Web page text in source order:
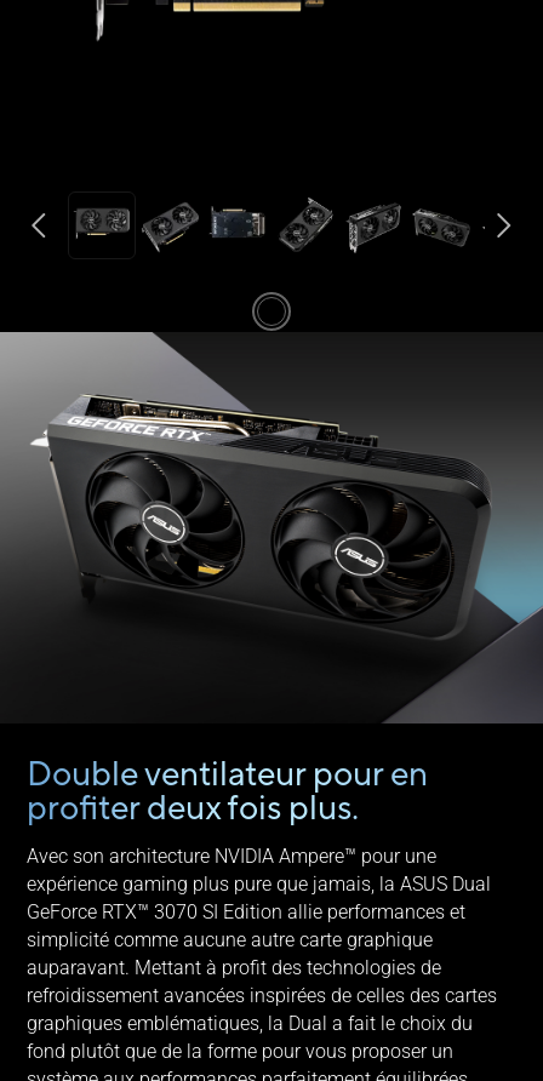
Double ventilateur pour en
profiter deux fois plus.
Avec son architecture NVIDIA Ampere™ pour une
expérience gaming plus pure que jamais, la ASUS Dual
GeForce RTX™ 3070 SI Edition allie performances et
simplicité comme aucune autre carte graphique
auparavant. Mettant à profit des technologies de
refroidissement avancées inspirées de celles des cartes
graphiques emblématiques, la Dual a fait le choix du
fond plutôt que de la forme pour vous proposer un